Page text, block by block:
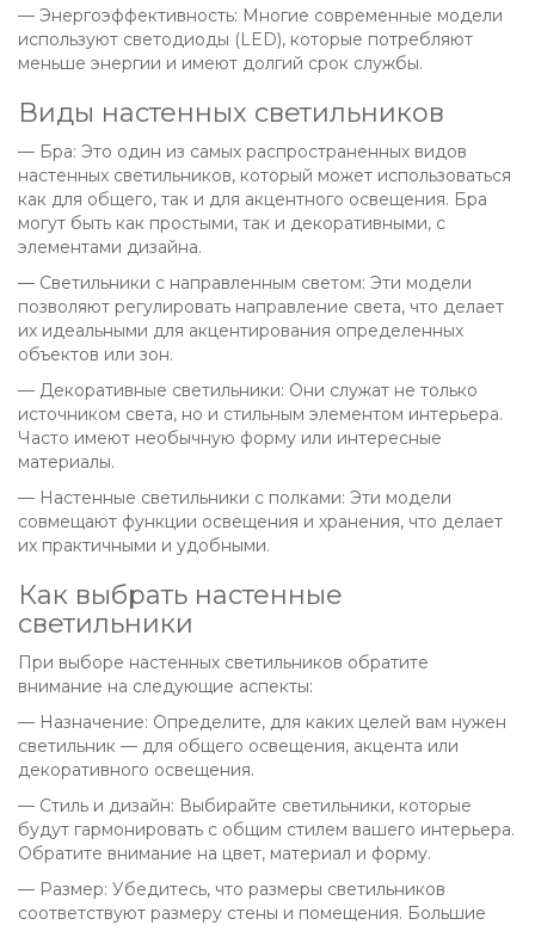
— Энергоэффективность: Многие современные модели
используют светодиоды (LED), которые потребляют
меньше энергии и имеют долгий срок службы.
Виды настенных светильников
— Бра: Это один из самых распространенных видов
настенных светильников, который может использоваться
как для общего, так и для акцентного освещения. Бра
могут быть как простыми, так и декоративными, с
элементами дизайна.
— Светильники с направленным светом: Эти модели
позволяют регулировать направление света, что делает
их идеальными для акцентирования определенных
объектов или зон.
— Декоративные светильники: Они служат не только
источником света, но и стильным элементом интерьера.
Часто имеют необычную форму или интересные
материалы.
— Настенные светильники с полками: Эти модели
совмещают функции освещения и хранения, что делает
их практичными и удобными.
Как выбрать настенные
светильники
При выборе настенных светильников обратите
внимание на следующие аспекты:
— Назначение: Определите, для каких целей вам нужен
светильник — для общего освещения, акцента или
декоративного освещения.
— Стиль и дизайн: Выбирайте светильники, которые
будут гармонировать с общим стилем вашего интерьера.
Обратите внимание на цвет, материал и форму.
— Размер: Убедитесь, что размеры светильников
соответствуют размеру стены и помещения. Большие